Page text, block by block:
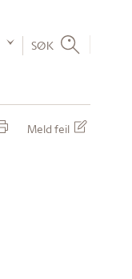
SØK
Meld feil